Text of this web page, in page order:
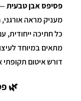
פסיפס אבן טבעית
מעניק מראה אורגני,
כל חתיכה ייחודית,
מתאים במיוחד
דורש איטום תקופתי
🌿